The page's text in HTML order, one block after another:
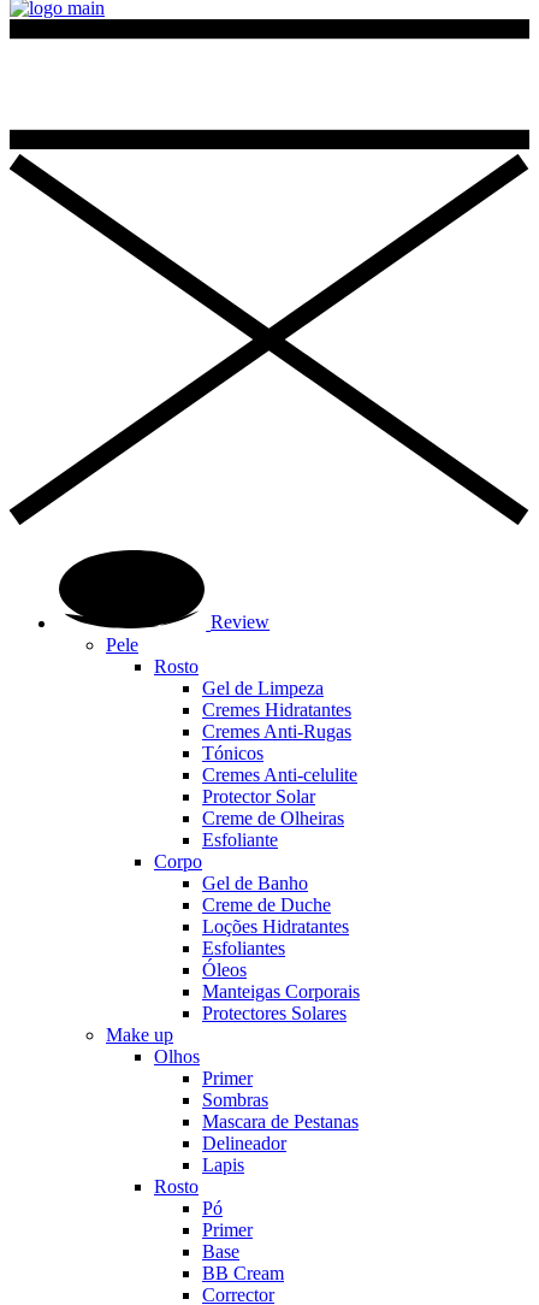
Review
Pele
Rosto
Gel de Limpeza
Cremes Hidratantes
Cremes Anti-Rugas
Tónicos
Cremes Anti-celulite
Protector Solar
Creme de Olheiras
Esfoliante
Corpo
Gel de Banho
Creme de Duche
Loções Hidratantes
Esfoliantes
Óleos
Manteigas Corporais
Protectores Solares
Make up
Olhos
Primer
Sombras
Mascara de Pestanas
Delineador
Lapis
Rosto
Pó
Primer
Base
BB Cream
Corrector